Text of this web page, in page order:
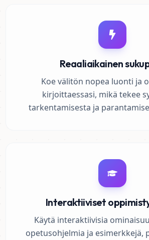
Reaaliaikainen
Koe välitön nopea luonti ja
kirjoittaessasi, mikä tekee
tarkentamisesta ja
Interaktiiviset
Käytä interaktiivisia
opetusohjelmia ja esimerkkejä,